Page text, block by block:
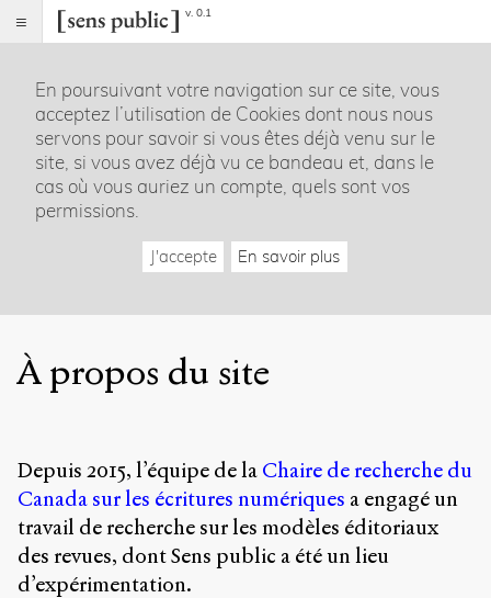
v. 0.1
Index
Rubriques
Essais
Chroniques
Entretiens
revue
Accueil
Contact
À
propos
du
site
Archipel
En poursuivant votre navigation sur ce site, vous
acceptez l’utilisation de Cookies dont nous nous
servons pour savoir si vous êtes déjà venu sur le
site, si vous avez déjà vu ce bandeau et, dans le
cas où vous auriez un compte, quels sont vos
permissions.
J'accepte En savoir plus
À propos du site
Depuis 2015, l’équipe de la Chaire de recherche du
Canada sur les écritures numériques a engagé un
travail de recherche sur les modèles éditoriaux
des revues, dont Sens public a été un lieu
d’expérimentation.